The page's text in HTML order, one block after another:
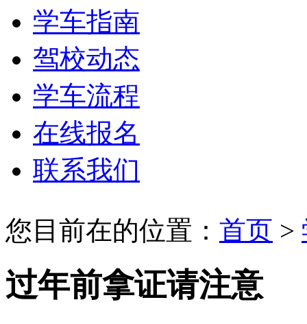
学车指南
驾校动态
学车流程
在线报名
联系我们
您目前在的位置： 首页 >
过年前拿证请注意